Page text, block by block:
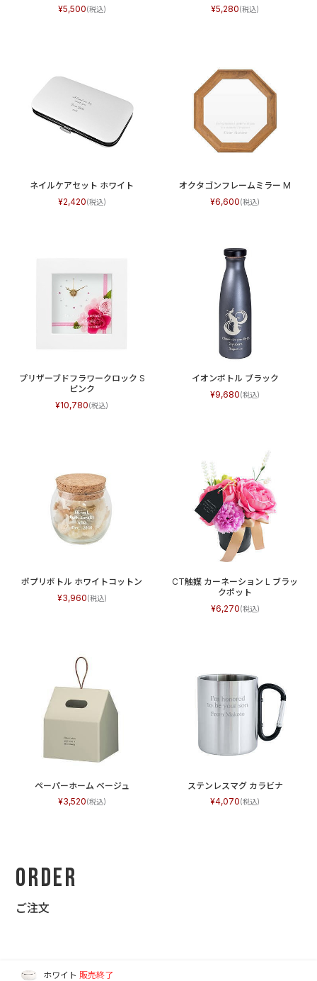
5,500 5,280
ネイルケアセット ホワイト
2,420
オクタゴンフレームミラー M
6,600
プリザーブドフラワークロック S
ピンク
10,780
イオンボトル ブラック
9,680
ポプリボトル ホワイトコットン
3,960
CT触媒 カーネーション L ブラッ
クポット
6,270
ペーパーホーム ベージュ
3,520
ステンレスマグ カラビナ
4,070
Order
ご注文
ホワイト 販売終了